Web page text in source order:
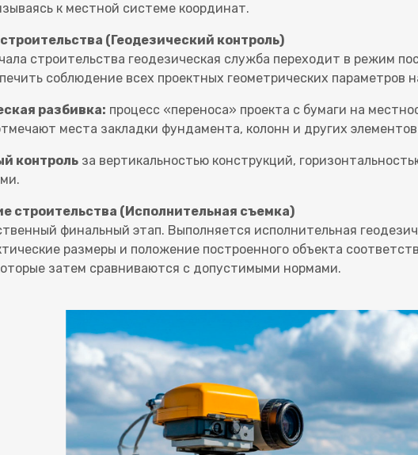
к местной системе координат.
(Геодезический контроль)
строительства геодезическая служба переходит в режим
соблюдение всех проектных геометрических параметров
разбивка: процесс «переноса» проекта с бумаги на
места закладки фундамента, колонн и других
контроль за вертикальностью конструкций,
строительства (Исполнительная съемка)
финальный этап. Выполняется исполнительная
размеры и положение построенного объекта
затем сравниваются с допустимыми нормами.